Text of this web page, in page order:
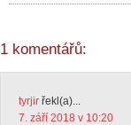
1 komentářů:
tyrjir řekl(a)...
7. září 2018 v 10:20